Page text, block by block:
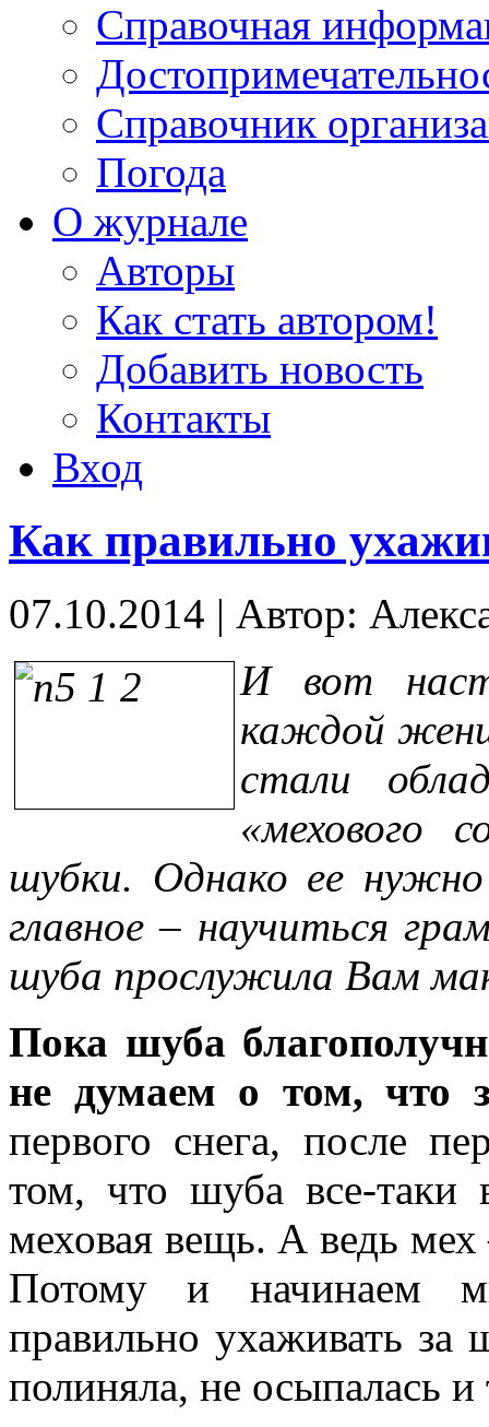
Справочная
Справочник
Погода
О журнале
Авторы
Как стать автором!
Добавить новость
Контакты
Вход
Как правильно
07.10.2014 | Автор:
И вот
каждой
стали
«мехового
шубки. Однако ее
главное – научиться
шуба прослужила Вам
Пока шуба
не думаем о том, что
первого снега, после
том, что шуба все-
меховая вещь. А ведь
Потому и начинаем
правильно ухаживать за
полиняла, не осыпалась и